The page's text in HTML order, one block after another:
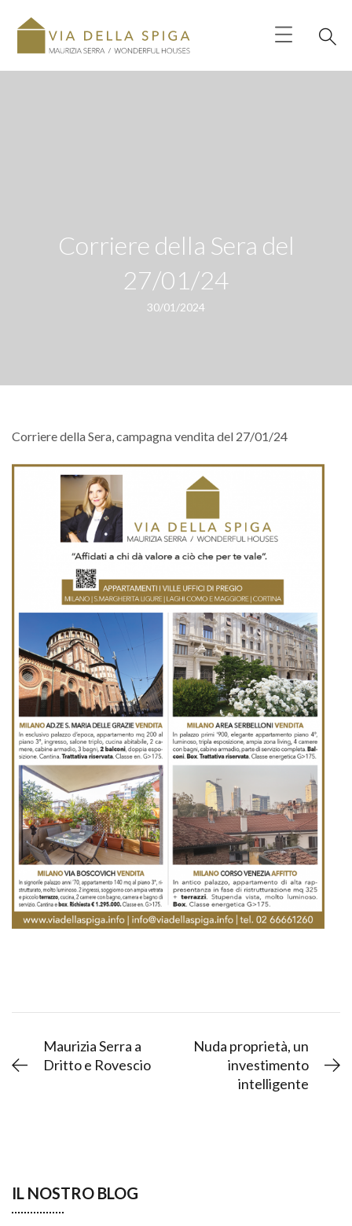
Corriere della Sera del
27/01/24
30/01/2024
Corriere della Sera, campagna vendita del 27/01/24
Maurizia Serra a
Dritto e Rovescio
Nuda proprietà, un
investimento
intelligente
IL NOSTRO BLOG